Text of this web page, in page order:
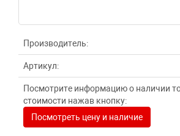
Производитель:
Артикул:
Посмотрите информацию о наличии
стоимости нажав кнопку:
Посмотреть цену и наличие